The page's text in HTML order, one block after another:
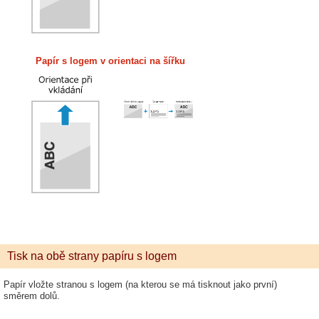
Papír s logem v orientaci na šířku
Tisk na obě strany papíru s logem
Papír vložte stranou s logem (na kterou se má tisknout jako první)
směrem dolů.